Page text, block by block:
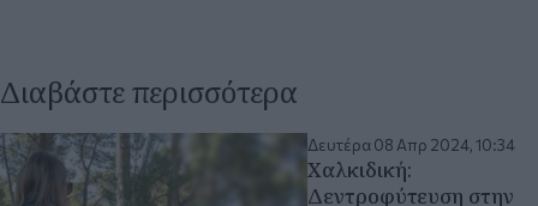
Διαβάστε περισσότερα
Δευτέρα 08 Απρ 2024, 10:34
Χαλκιδική:
Δεντροφύτευση στην